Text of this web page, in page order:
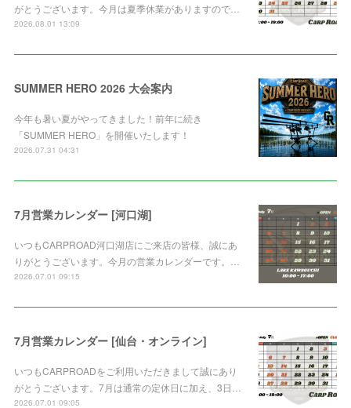
がとうございます。今月は夏季休業がありますので…
2026.08.01 13:09
SUMMER HERO 2026 大会案内
今年も暑い夏がやってきました！前年に続き
「SUMMER HERO」を開催いたします！
2026.07.31 04:31
7月営業カレンダー [河口湖]
いつもCARPROAD河口湖店にご来店の皆様、誠にあ
りがとうございます。今月の営業カレンダーです。…
2026.07.01 09:15
7月営業カレンダー [仙台・オンライン]
いつもCARPROADをご利用いただきまして誠にあり
がとうございます。7月は通常の定休日に加え、3日…
2026.07.01 09:05